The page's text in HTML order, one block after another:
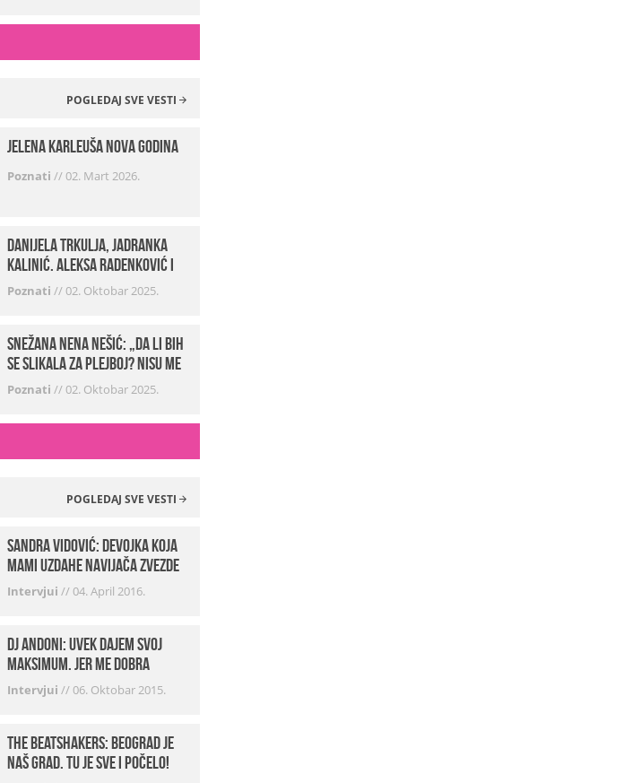
POGLEDAJ SVE VESTI
Jelena Karleuša Nova godina
Poznati //02. Mart 2026.
Danijela Trkulja, Jadranka
Kalinić, Aleksa Radenković i
Husa Beat Street u Kabareu 13
Poznati //02. Oktobar 2025.
Snežana Nena Nešić: „Da li bih
se slikala za Plejboj? Nisu me
zvali…“ (FOTO+VIDEO)
Poznati //02. Oktobar 2025.
POGLEDAJ SVE VESTI
Sandra Vidović: devojka koja
mami uzdahe navijača Zvezde
Intervjui //04. April 2016.
Dj Andoni: Uvek dajem svoj
maksimum, jer me dobra
muzika pokreće
Intervjui //06. Oktobar 2015.
The Beatshakers: Beograd je
naš grad, tu je sve i počelo!